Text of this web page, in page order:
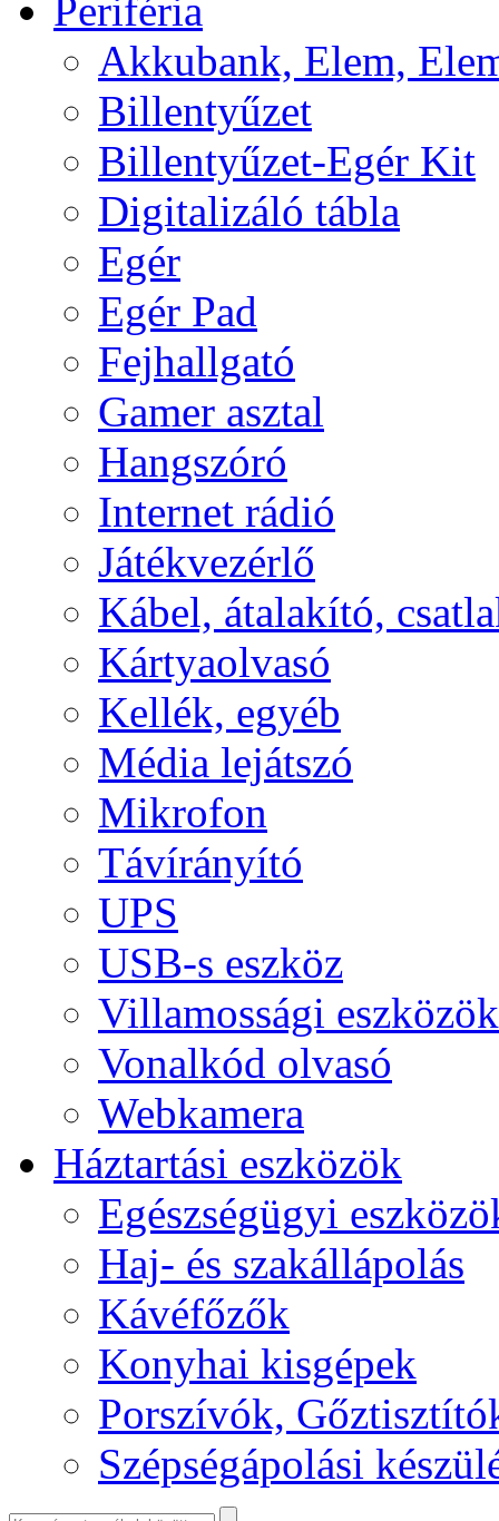
Periféria
Akkubank, Elem,
Billentyűzet
Billentyűzet-Egér Kit
Digitalizáló tábla
Egér
Egér Pad
Fejhallgató
Gamer asztal
Hangszóró
Internet rádió
Játékvezérlő
Kábel, átalakító,
Kártyaolvasó
Kellék, egyéb
Média lejátszó
Mikrofon
Távírányító
UPS
USB-s eszköz
Villamossági eszközök
Vonalkód olvasó
Webkamera
Háztartási eszközök
Egészségügyi
Haj- és szakállápolás
Kávéfőzők
Konyhai kisgépek
Porszívók,
Szépségápolási